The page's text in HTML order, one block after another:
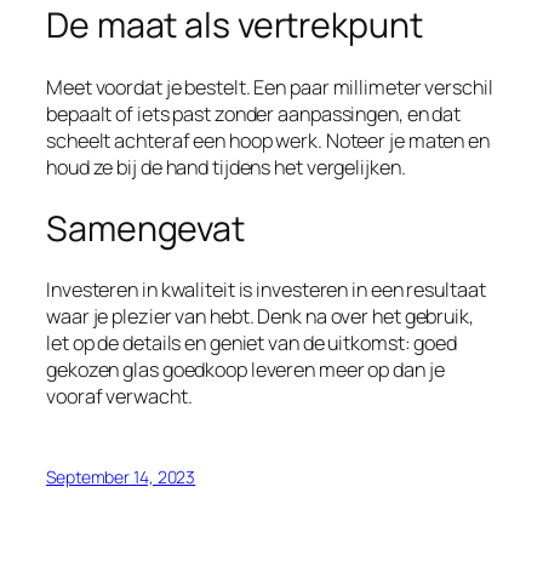
De maat als vertrekpunt
Meet voordat je bestelt. Een paar millimeter verschil
bepaalt of iets past zonder aanpassingen, en dat
scheelt achteraf een hoop werk. Noteer je maten en
houd ze bij de hand tijdens het vergelijken.
Samengevat
Investeren in kwaliteit is investeren in een resultaat
waar je plezier van hebt. Denk na over het gebruik,
let op de details en geniet van de uitkomst: goed
gekozen glas goedkoop leveren meer op dan je
vooraf verwacht.
September 14, 2023